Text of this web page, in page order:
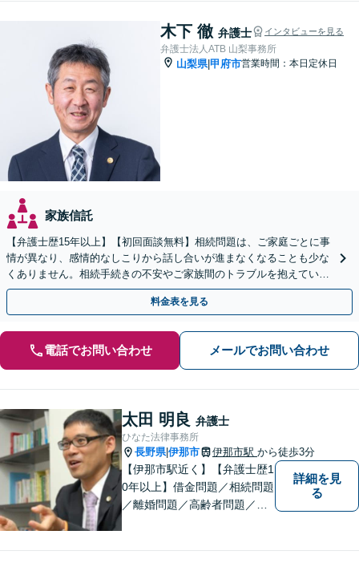
木下 徹 弁護士 インタビューを見る
弁護士法人ATB 山梨事務所
山梨県|甲府市営業時間：本日定休日
家族信託
【弁護士歴15年以上】【初回面談無料】相続問題は、ご家庭ごとに事
情が異なり、感情的なしこりから話し合いが進まなくなることも少な
くありません。相続手続きの不安やご家族間のトラブルを抱えている
方は、おひとりで悩まず、当事務所へご相談ください。
料金表を見る
電話でお問い合わせ メールでお問い合わせ
太田 明良 弁護士
ひなた法律事務所
長野県|伊那市 伊那市駅 から徒歩3分
【伊那市駅近く】【弁護士歴1
0年以上】借金問題／相続問題
／離婚問題／高齢者問題／相
詳細を見
る